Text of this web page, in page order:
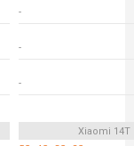
-
-
-
Xiaomi 14T